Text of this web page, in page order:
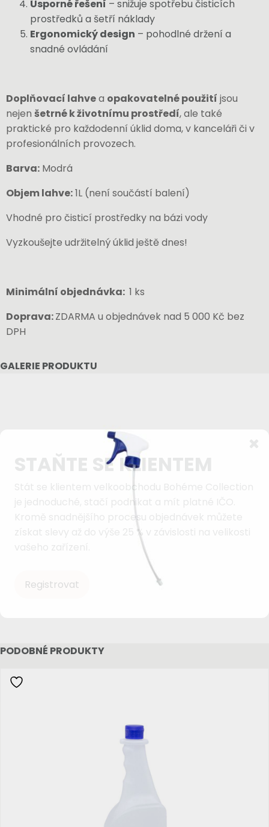
GALERIE PRODUKTU
Úsporné řešení – snižuje spotřebu čisticích
prostředků a šetří náklady
Ergonomický design – pohodlné držení a
snadné ovládání
Doplňovací lahvea opakovatelné použití jsou
nejen šetrné k životnímu prostředí, ale také
praktické pro každodenní úklid doma, v kanceláři či v
profesionálních provozech.
Barva: Modrá
Objem lahve:1L (není součástí balení)
Vhodné pro čisticí prostředky na bázi vody
Vyzkoušejte udržitelný úklid ještě dnes!
Minimální objednávka: 1 ks
Doprava:ZDARMA u objednávek nad 5 000 Kč bez
DPH
PODOBNÉ PRODUKTY
STAŇTE SE KLIENTEM
Stát se klientem velkoobchodu Bohéme Collection
je jednoduché, stačí podnikat a mít platné IČO.
Kromě snadnějšího procesu objednávek můžete
získat slevy až do výše 25 % v závislosti na velikosti
Registrovat